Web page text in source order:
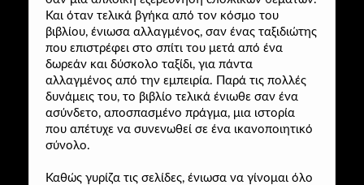
Και όταν τελικά βγήκα από τον κόσμο του
βιβλίου, ένιωσα αλλαγμένος, σαν ένας ταξιδιώτης
που επιστρέφει στο σπίτι του μετά από ένα
δωρεάν και δύσκολο ταξίδι, για πάντα
αλλαγμένος από την εμπειρία. Παρά τις πολλές
δυνάμεις του, το βιβλίο τελικά ένιωθε σαν ένα
ασύνδετο, αποσπασμένο πράγμα, μια ιστορία
που απέτυχε να συνενωθεί σε ένα ικανοποιητικό
σύνολο.
Καθώς γυρίζα τις σελίδες, ένιωσα να γίνομαι όλο